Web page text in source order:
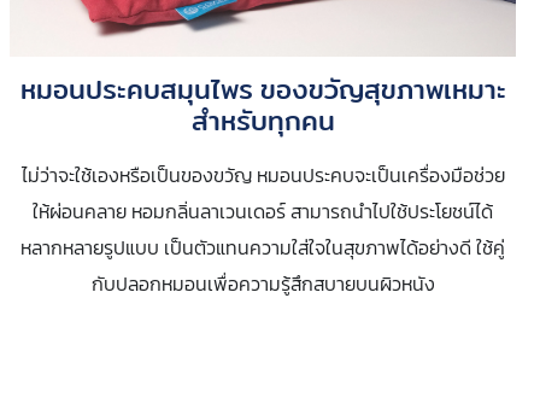
หมอนประคบสมุนไพร ของขวัญสุขภาพเหมาะ
สำหรับทุกคน
ไม่ว่าจะใช้เองหรือเป็นของขวัญ หมอนประคบจะเป็นเครื่องมือช่วย
ให้ผ่อนคลาย หอมกลิ่นลาเวนเดอร์ สามารถนำไปใช้ประโยชน์ได้
หลากหลายรูปแบบ เป็นตัวแทนความใส่ใจในสุขภาพได้อย่างดี ใช้คู่
กับปลอกหมอนเพื่อความรู้สึกสบายบนผิวหนัง